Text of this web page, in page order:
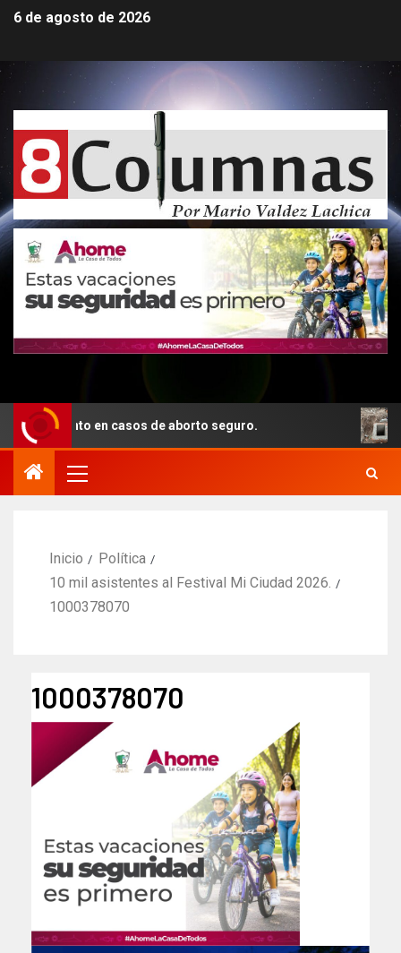
6 de agosto de 2026
en casos de aborto seguro.
Inicio
Política
10 mil asistentes al Festival Mi Ciudad 2026.
1000378070
1000378070